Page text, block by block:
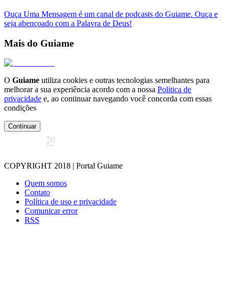
Ouça Uma Mensagem é um canal de podcasts do Guiame. Ouça e
seja abençoado com a Palavra de Deus!
Mais do Guiame
O Guiame utiliza cookies e outras tecnologias semelhantes para
melhorar a sua experiência acordo com a nossa Politica de
privacidade e, ao continuar navegando você concorda com essas
condições
Continuar
COPYRIGHT 2018 | Portal Guiame
Quem somos
Contato
Política de uso e privacidade
Comunicar error
RSS